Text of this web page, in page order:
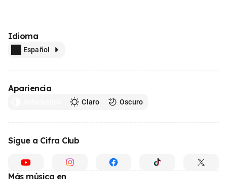
Idioma
Español
Apariencia
Claro Oscuro
Sigue a Cifra Club
Más música en